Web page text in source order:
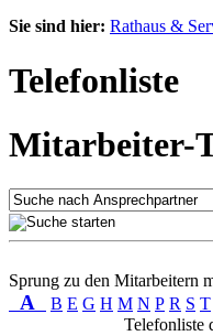
Sie sind hier: Rathaus &
Telefonliste
Mitarbeiter-
Sprung zu den Mitarbeitern
A B E G H M N P R S T
Telefonliste